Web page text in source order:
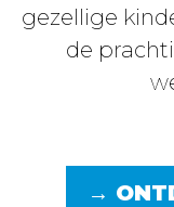
gezellige
de
→